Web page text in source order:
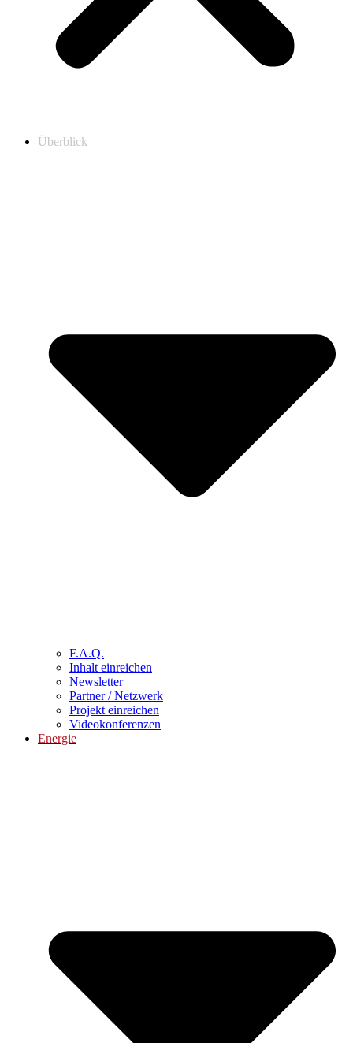
Überblick
F.A.Q.
Inhalt einreichen
Newsletter
Partner / Netzwerk
Projekt einreichen
Videokonferenzen
Energie